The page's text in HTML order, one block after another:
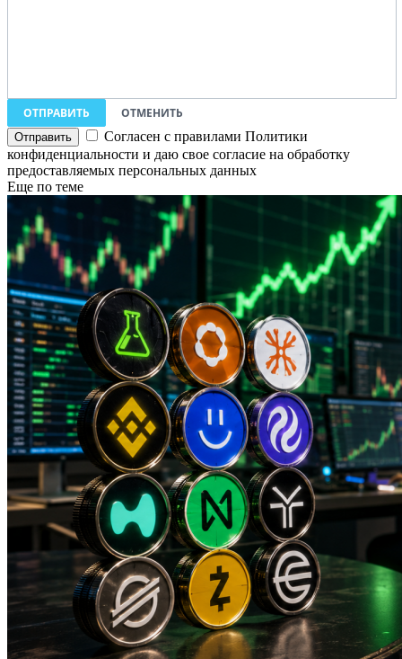
ОТПРАВИТЬ
ОТМЕНИТЬ
Согласен с правилами Политики
конфиденциальности и даю свое согласие на обработку
предоставляемых персональных данных
Еще по теме